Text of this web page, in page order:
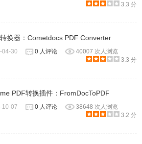
3.3 分
换器：Cometdocs PDF Converter
04-30 0 人评论
40007 次人浏览
3.3 分
PDF转换插件：FromDocToPDF
10-07 0 人评论
38648 次人浏览
3.2 分